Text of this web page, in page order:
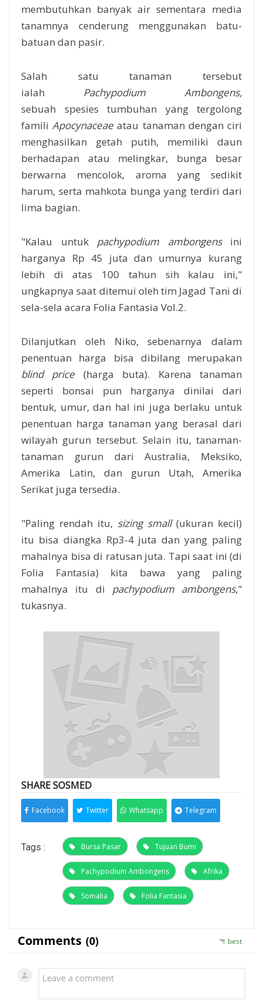
membutuhkan banyak air sementara media
tanamnya cenderung menggunakan batu-
batuan dan pasir.
Salah satu tanaman tersebut
ialah Pachypodium Ambongens,
sebuah
spesies tumbuhan yang tergolong
familiApocynaceaeatau tanaman dengan ciri
menghasilkan getah putih, memiliki daun
berhadapan atau melingkar, bunga besar
berwarna mencolok, aroma yang sedikit
harum, serta mahkota bunga yang terdiri dari
lima bagian.
"Kalau untuk pachypodium ambongens ini
harganya Rp 45 juta dan umurnya kurang
lebih di atas 100 tahun sih kalau ini,"
ungkapnya saat ditemui oleh tim Jagad Tani di
sela-sela acara Folia Fantasia Vol.2.
Dilanjutkan oleh Niko, sebenarnya dalam
penentuan harga bisa dibilang merupakan
blind price (harga buta). Karena tanaman
seperti bonsai pun harganya dinilai dari
bentuk, umur, dan hal ini juga berlaku untuk
penentuan harga tanaman yang berasal dari
wilayah gurun tersebut. Selain itu, tanaman-
tanaman gurun dari Australia,
Meksiko,
Amerika Latin, dan gurun Utah, Amerika
Serikat juga tersedia.
"Paling rendah itu, sizing small(ukuran kecil)
itu bisa diangka Rp3-4 juta dan yang paling
mahalnya bisa di ratusan juta. Tapi saat ini (di
Folia Fantasia) kita bawa yang paling
mahalnya itu di pachypodium ambongens,"
tukasnya.
SHARE SOSMED
Facebook Twitter Whatsapp Telegram
Tags : Bursa Pasar Tujuan Bumi
Pachypodium Ambongens Afrika
Somalia Folia Fantasia